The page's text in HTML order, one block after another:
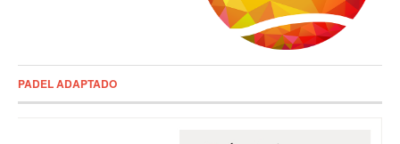
PADEL ADAPTADO